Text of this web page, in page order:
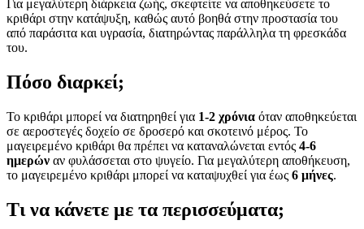
Για μεγαλύτερη διάρκεια ζωής, σκεφτείτε να αποθηκεύσετε το
κριθάρι στην κατάψυξη, καθώς αυτό βοηθά στην προστασία του
από παράσιτα και υγρασία, διατηρώντας παράλληλα τη φρεσκάδα
του.
Πόσο διαρκεί;
Το κριθάρι μπορεί να διατηρηθεί για 1-2 χρόνια όταν αποθηκεύεται
σε αεροστεγές δοχείο σε δροσερό και σκοτεινό μέρος. Το
μαγειρεμένο κριθάρι θα πρέπει να καταναλώνεται εντός 4-6
ημερών αν φυλάσσεται στο ψυγείο. Για μεγαλύτερη αποθήκευση,
το μαγειρεμένο κριθάρι μπορεί να καταψυχθεί για έως 6 μήνες.
Τι να κάνετε με τα περισσεύματα;